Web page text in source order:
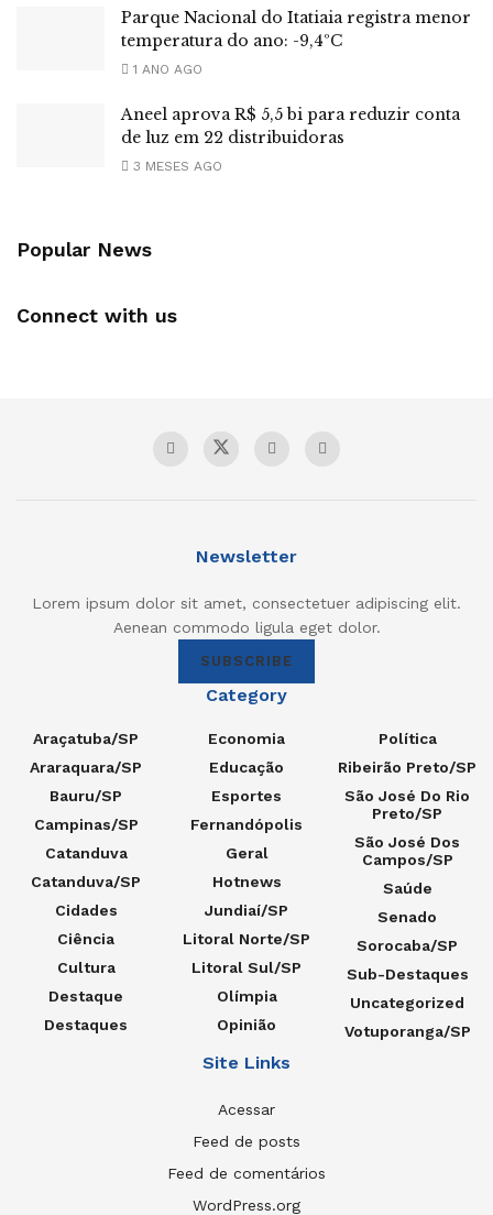
Parque Nacional do Itatiaia registra menor
temperatura do ano: -9,4ºC
1 ANO AGO
Aneel aprova R$ 5,5 bi para reduzir conta
de luz em 22 distribuidoras
3 MESES AGO
Popular News
Connect with us
Newsletter
Lorem ipsum dolor sit amet, consectetuer adipiscing elit.
Aenean commodo ligula eget dolor.
SUBSCRIBE
Category
Araçatuba/SP
Araraquara/SP
Bauru/SP
Campinas/SP
Catanduva
Catanduva/SP
Cidades
Ciência
Cultura
Destaque
Destaques
Economia
Educação
Esportes
Fernandópolis
Geral
Hotnews
Jundiaí/SP
Litoral Norte/SP
Litoral Sul/SP
Olímpia
Opinião
Política
Ribeirão Preto/SP
São José Do Rio
Preto/SP
São José Dos
Campos/SP
Saúde
Senado
Sorocaba/SP
Sub-Destaques
Uncategorized
Votuporanga/SP
Site Links
Acessar
Feed de posts
Feed de comentários
WordPress.org